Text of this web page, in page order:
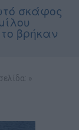
σκάφος
βρήκαν
»